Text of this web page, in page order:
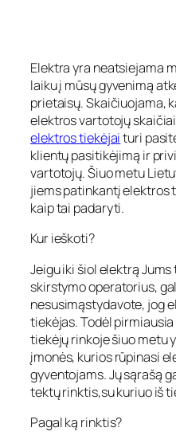
Elektra yra neatsiejama
laiku į mūsų gyvenimą
prietaisų. Skaičiuojama,
elektros vartotojų
elektros tiekėjaituri
klientų pasitikėjimą ir
vartotojų. Šiuo metu
jiems patinkantį elektros
kaip tai padaryti.
Kur ieškoti?
Jeigu iki šiol elektrą
skirstymo operatorius,
nesusimąstydavote, jog
tiekėjas. Todėl
tiekėjų rinkoje šiuo metu
įmonės, kurios rūpinasi
gyventojams. Jų sąrašą
tektų rinktis,su kuriuo iš
Pagal ką rinktis?